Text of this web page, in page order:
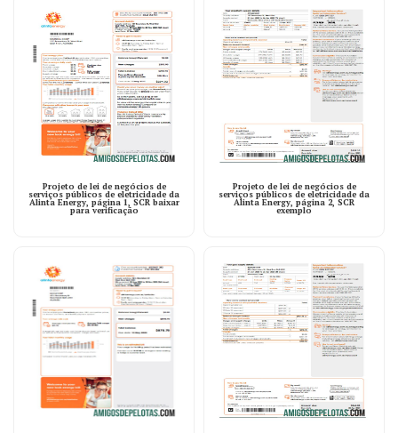
Projeto de lei de negócios de
serviços públicos de eletricidade da
Alinta Energy, página 1, SCR baixar
para verificação
Projeto de lei de negócios de
serviços públicos de eletricidade da
Alinta Energy, página 2, SCR
exemplo